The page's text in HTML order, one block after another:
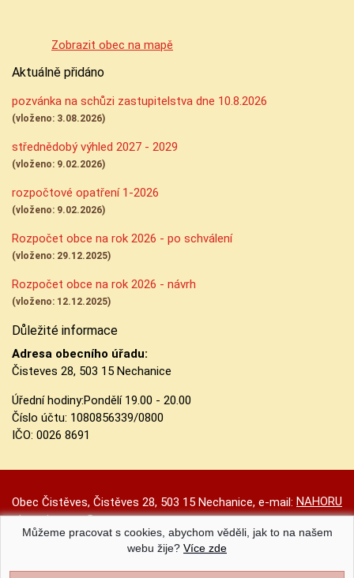
Zobrazit obec na mapě
Aktuálně přidáno
pozvánka na schůzi zastupitelstva dne 10.8.2026
(vloženo: 3.08.2026)
střednědobý výhled 2027 - 2029
(vloženo: 9.02.2026)
rozpočtové opatření 1-2026
(vloženo: 9.02.2026)
Rozpočet obce na rok 2026 - po schválení
(vloženo: 29.12.2025)
Rozpočet obce na rok 2026 - návrh
(vloženo: 12.12.2025)
Důležité informace
Adresa obecního úřadu:
Čisteves 28, 503 15 Nechanice
Úřední hodiny:Pondělí 19.00 - 20.00
Číslo účtu: 1080856339/0800
IČO: 0026 8691
NAHORU
Obec Čistěves, Čistěves 28, 503 15 Nechanice, e-mail:
obec.cisteves@seznam.cz
Prohlášení o přístupnosti|Původní web|Nastavení cookies
Můžeme pracovat s cookies, abychom věděli, jak to na našem
webu žije? Více zde